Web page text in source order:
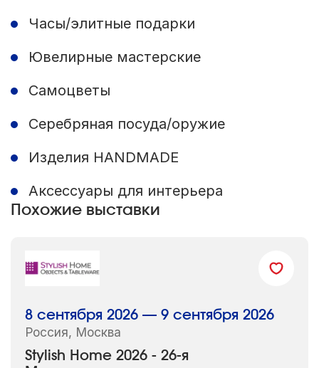
Часы/элитные подарки
Ювелирные мастерские
Самоцветы
Серебряная посуда/оружие
Изделия HANDMADE
Аксессуары для интерьера
Похожие выставки
Stylish Home 2026 - 26-я
8 сентября 2026 — 9 сентября 2026
Россия, Москва